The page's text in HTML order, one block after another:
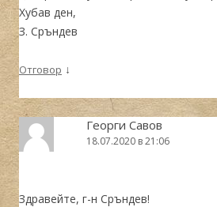
Хубав ден,
З. Сръндев
Отговор ↓
Георги Савов
18.07.2020 в 21:06
Здравейте, г-н Сръндев!